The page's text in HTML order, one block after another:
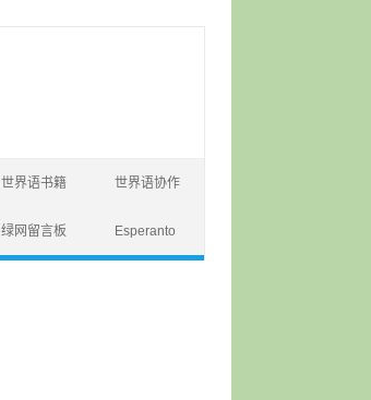
世界语书籍 世界语协作
绿网留言板 Esperanto